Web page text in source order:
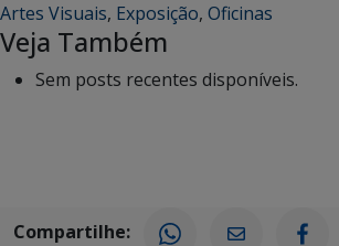
Artes Visuais, Exposição, Oficinas
Veja Também
Sem posts recentes disponíveis.
Compartilhe: